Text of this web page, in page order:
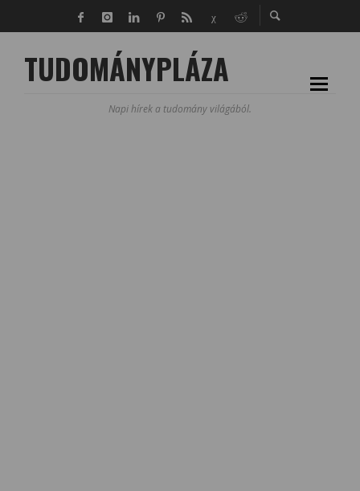
TUDOMÁNYPLÁZA
Napi hírek a tudomány világából.